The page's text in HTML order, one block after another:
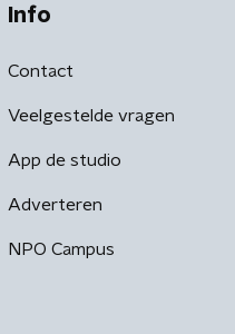
Info
Contact
Veelgestelde vragen
App de studio
Adverteren
NPO Campus